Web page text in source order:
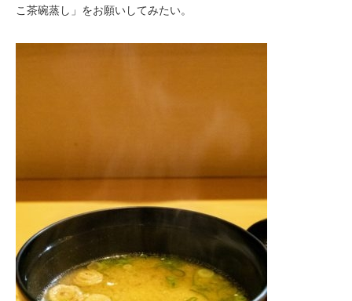
こ茶碗蒸し」をお願いしてみたい。